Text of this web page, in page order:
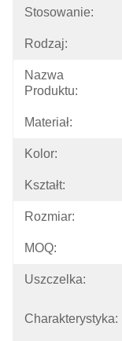
Stosowanie:
Rodzaj:
Nazwa
Produktu:
Materiał:
Kolor:
Kształt:
Rozmiar:
MOQ:
Uszczelka:
Charakterystyka: